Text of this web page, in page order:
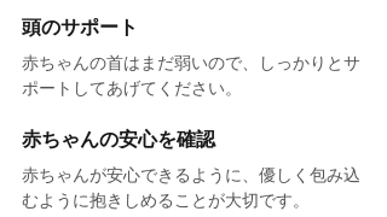
頭のサポート
赤ちゃんの首はまだ弱いので、しっかりとサ
ポートしてあげてください。
赤ちゃんの安心を確認
赤ちゃんが安心できるように、優しく包み込
むように抱きしめることが大切です。